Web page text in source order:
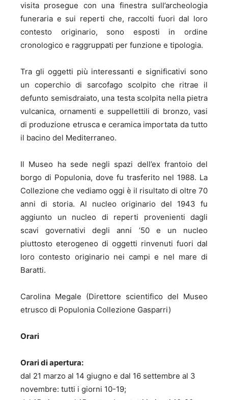
visita prosegue con una finestra sull’archeologia
funeraria e sui reperti che, raccolti fuori dal loro
contesto originario, sono esposti in ordine
cronologico e raggruppati per funzione e tipologia.
Tra gli oggetti più interessanti e significativi sono
un coperchio di sarcofago scolpito che ritrae il
defunto semisdraiato, una testa scolpita nella pietra
vulcanica, ornamenti e suppellettili di bronzo, vasi
di produzione etrusca e ceramica importata da tutto
il bacino del Mediterraneo.
Il Museo ha sede negli spazi dell’ex frantoio del
borgo di Populonia, dove fu trasferito nel 1988. La
Collezione che vediamo oggi è il risultato di oltre 70
anni di storia. Al nucleo originario del 1943 fu
aggiunto un nucleo di reperti provenienti dagli
scavi governativi degli anni ’50 e un nucleo
piuttosto eterogeneo di oggetti rinvenuti fuori dal
loro contesto originario nei campi e nel mare di
Baratti.
Carolina Megale (Direttore scientifico del Museo
etrusco di Populonia Collezione Gasparri)
Orari
Orari di apertura:
dal 21 marzo al 14 giugno e dal 16 settembre al 3
novembre: tutti i giorni 10-19;